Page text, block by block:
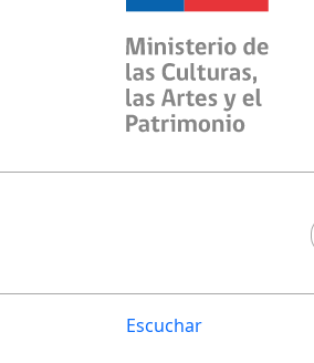
Ministerio
Escuchar